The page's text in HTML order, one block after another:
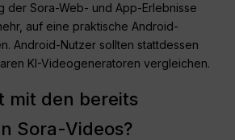
der Sora-Web- und App-Erlebnisse
auf eine praktische Android-
Android-Nutzer sollten stattdessen
KI-Videogeneratoren vergleichen.
mit den bereits
Sora-Videos?